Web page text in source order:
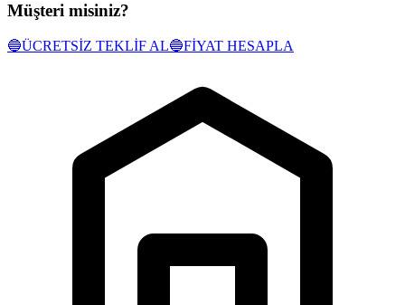
Müşteri misiniz?
🔵ÜCRETSİZ TEKLİF AL🔵FİYAT HESAPLA